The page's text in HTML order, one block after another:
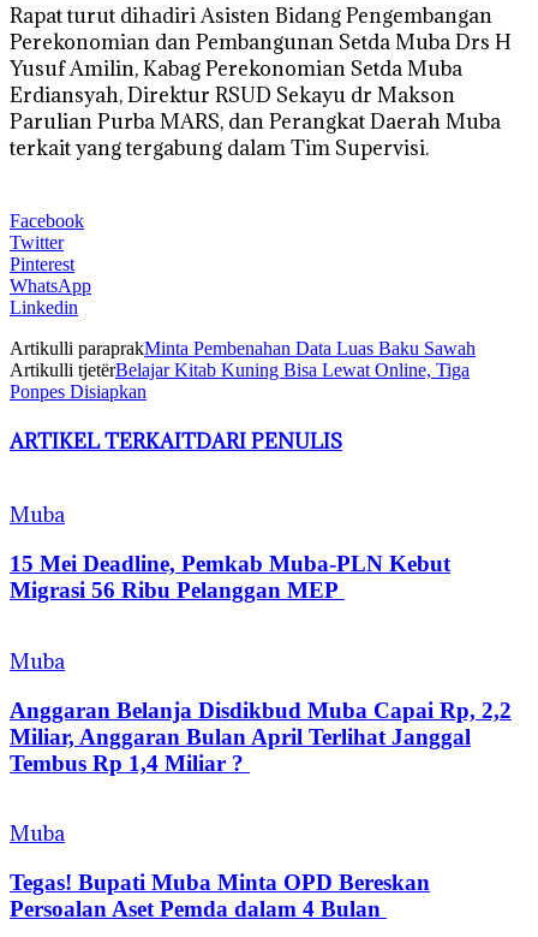
Rapat turut dihadiri Asisten Bidang Pengembangan
Perekonomian dan Pembangunan Setda Muba Drs H
Yusuf Amilin, Kabag Perekonomian Setda Muba
Erdiansyah, Direktur RSUD Sekayu dr Makson
Parulian Purba MARS, dan Perangkat Daerah Muba
terkait yang tergabung dalam Tim Supervisi.
Facebook
Twitter
Pinterest
WhatsApp
Linkedin
Artikulli paraprakMinta Pembenahan Data Luas Baku Sawah
Artikulli tjetërBelajar Kitab Kuning Bisa Lewat Online, Tiga
Ponpes Disiapkan
ARTIKEL TERKAITDARI PENULIS
Muba
15 Mei Deadline, Pemkab Muba-PLN Kebut
Migrasi 56 Ribu Pelanggan MEP
Muba
Anggaran Belanja Disdikbud Muba Capai Rp, 2,2
Miliar, Anggaran Bulan April Terlihat Janggal
Tembus Rp 1,4 Miliar ?
Muba
Tegas! Bupati Muba Minta OPD Bereskan
Persoalan Aset Pemda dalam 4 Bulan